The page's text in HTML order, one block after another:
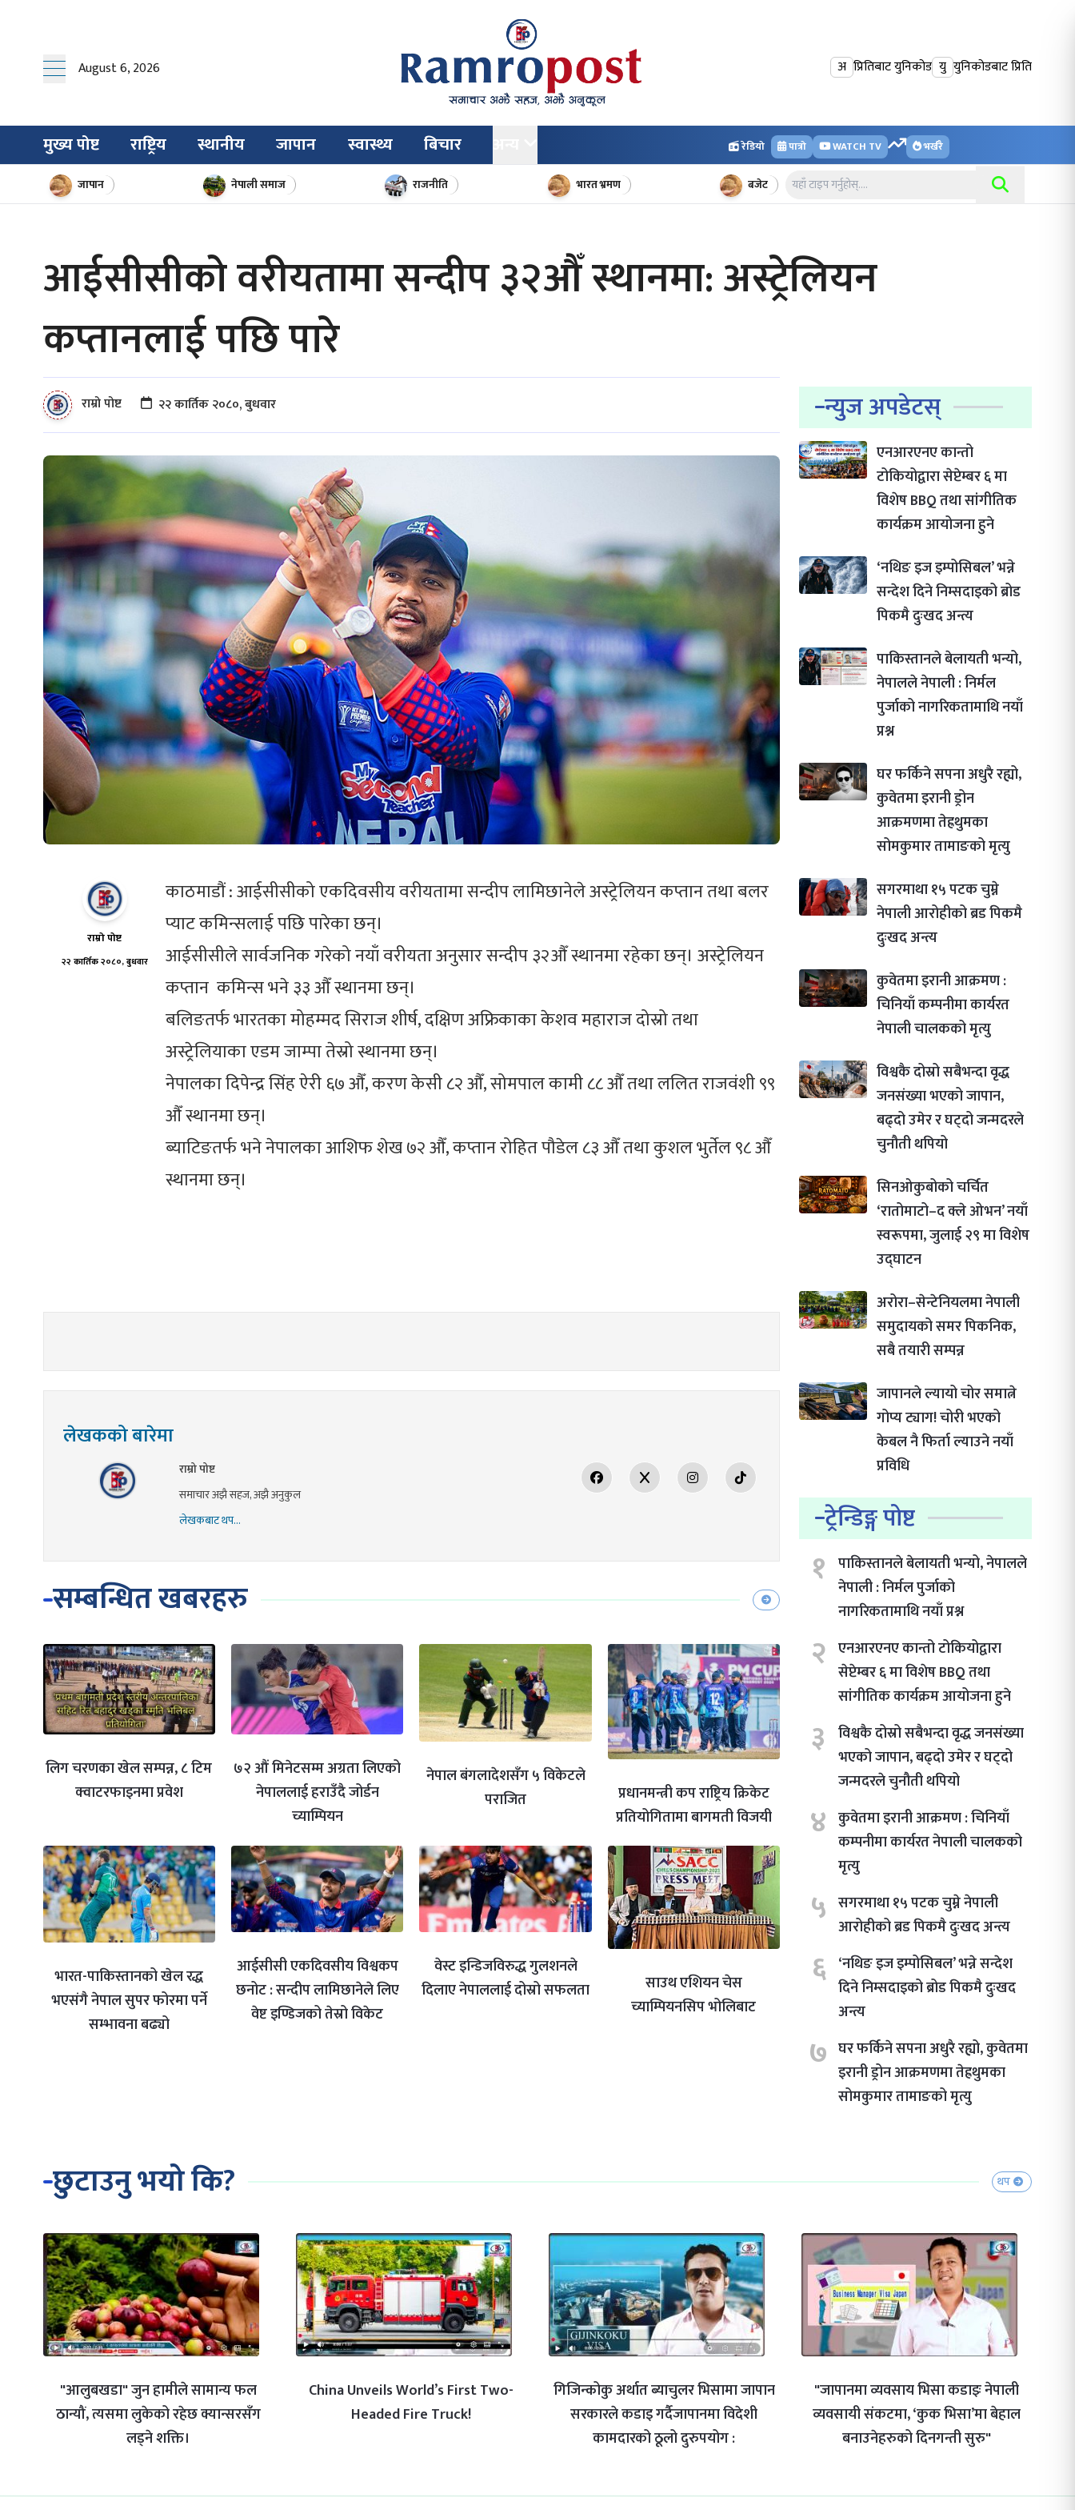
August 6, 2026 अ प्रितिबाट युनिकोड यु युनिकोडबाट प्रिति
मुख्य पोष्ट राष्ट्रिय स्थानीय जापान स्वास्थ्य बिचार रेडियो पात्रो WATCH TV भर्खरै
जापान नेपाली समाज राजनीति भारत भ्रमण बजेट
आईसीसीको वरीयतामा सन्दीप ३२औँ स्थानमा: अस्ट्रेलियन
कप्तानलाई पछि पारे
राम्रो पोष्ट २२ कार्तिक २०८०, बुधवार
राम्रो पोष्ट
२२ कार्तिक २०८०, बुधवार
काठमाडौं : आईसीसीको एकदिवसीय वरीयतामा सन्दीप लामिछानेले अस्ट्रेलियन कप्तान तथा बलर
प्याट कमिन्सलाई पछि पारेका छन्।
आईसीसीले सार्वजनिक गरेको नयाँ वरीयता अनुसार सन्दीप ३२औँ स्थानमा रहेका छन्। अस्ट्रेलियन
कप्तान कमिन्स भने ३३ औँ स्थानमा छन्।
बलिङतर्फ भारतका मोहम्मद सिराज शीर्ष, दक्षिण अफ्रिकाका केशव महाराज दोस्रो तथा
अस्ट्रेलियाका एडम जाम्पा तेस्रो स्थानमा छन्।
नेपालका दिपेन्द्र सिंह ऐरी ६७ औँ, करण केसी ८२ औँ, सोमपाल कामी ८८ औँ तथा ललित राजवंशी ९९
औँ स्थानमा छन्।
ब्याटिङतर्फ भने नेपालका आशिफ शेख ७२ औँ, कप्तान रोहित पौडेल ८३ औँ तथा कुशल भुर्तेल ९८ औँ
स्थानमा छन्।
लेखकको बारेमा
राम्रो पोष्ट
समाचार अझै सहज, अझै अनुकुल
लेखकबाट थप...
सम्बन्धित खबरहरु
लिग चरणका खेल सम्पन्न, ८ टिम
क्वाटरफाइनमा प्रवेश
७२ औं मिनेटसम्म अग्रता लिएको
नेपाललाई हराउँदै जोर्डन
च्याम्पियन
नेपाल बंगलादेशसँग ५ विकेटले
पराजित
प्रधानमन्त्री कप राष्ट्रिय क्रिकेट
प्रतियोगितामा बागमती विजयी
भारत-पाकिस्तानको खेल रद्ध
भएसंगै नेपाल सुपर फोरमा पर्ने
सम्भावना बढ्यो
आईसीसी एकदिवसीय विश्वकप
छनोट : सन्दीप लामिछानेले लिए
वेष्ट इण्डिजको तेस्रो विकेट
वेस्ट इन्डिजविरुद्ध गुलशनले
दिलाए नेपाललाई दोस्रो सफलता
साउथ एशियन चेस
च्याम्पियनसिप भोलिबाट
न्युज अपडेटस्
एनआरएनए कान्तो
टोकियोद्वारा सेप्टेम्बर ६ मा
विशेष BBQ तथा सांगीतिक
कार्यक्रम आयोजना हुने
‘नथिङ इज इम्पोसिबल’ भन्ने
सन्देश दिने निम्सदाइको ब्रोड
पिकमै दुःखद अन्त्य
पाकिस्तानले बेलायती भन्यो,
नेपालले नेपाली : निर्मल
पुर्जाको नागरिकतामाथि नयाँ
प्रश्न
घर फर्किने सपना अधुरै रह्यो,
कुवेतमा इरानी ड्रोन
आक्रमणमा तेह्रथुमका
सोमकुमार तामाङको मृत्यु
सगरमाथा १५ पटक चुम्ने
नेपाली आरोहीको ब्रड पिकमै
दुःखद अन्त्य
कुवेतमा इरानी आक्रमण :
चिनियाँ कम्पनीमा कार्यरत
नेपाली चालकको मृत्यु
विश्वकै दोस्रो सबैभन्दा वृद्ध
जनसंख्या भएको जापान,
बढ्दो उमेर र घट्दो जन्मदरले
चुनौती थपियो
सिनओकुबोको चर्चित
‘रातोमाटो–द क्ले ओभन’ नयाँ
स्वरूपमा, जुलाई २९ मा विशेष
उद्घाटन
अरोरा–सेन्टेनियलमा नेपाली
समुदायको समर पिकनिक,
सबै तयारी सम्पन्न
जापानले ल्यायो चोर समात्ने
गोप्य ट्याग! चोरी भएको
केबल नै फिर्ता ल्याउने नयाँ
प्रविधि
ट्रेन्डिङ्ग पोष्ट
१ पाकिस्तानले बेलायती भन्यो, नेपालले
नेपाली : निर्मल पुर्जाको
नागरिकतामाथि नयाँ प्रश्न
२ एनआरएनए कान्तो टोकियोद्वारा
सेप्टेम्बर ६ मा विशेष BBQ तथा
सांगीतिक कार्यक्रम आयोजना हुने
३ विश्वकै दोस्रो सबैभन्दा वृद्ध जनसंख्या
भएको जापान, बढ्दो उमेर र घट्दो
जन्मदरले चुनौती थपियो
४ कुवेतमा इरानी आक्रमण : चिनियाँ
कम्पनीमा कार्यरत नेपाली चालकको
मृत्यु
५ सगरमाथा १५ पटक चुम्ने नेपाली
आरोहीको ब्रड पिकमै दुःखद अन्त्य
६ ‘नथिङ इज इम्पोसिबल’ भन्ने सन्देश
दिने निम्सदाइको ब्रोड पिकमै दुःखद
अन्त्य
७ घर फर्किने सपना अधुरै रह्यो, कुवेतमा
इरानी ड्रोन आक्रमणमा तेह्रथुमका
सोमकुमार तामाङको मृत्यु
छुटाउनु भयो कि? थप
"आलुबखडा" जुन हामीले सामान्य फल
ठान्यौं, त्यसमा लुकेको रहेछ क्यान्सरसँग
लड्ने शक्ति।
China Unveils World’s First Two-
Headed Fire Truck!
गिजिन्कोकु अर्थात ब्याचुलर भिसामा जापान
सरकारले कडाइ गर्दैजापानमा विदेशी
कामदारको ठूलो दुरुपयोग :
"जापानमा व्यवसाय भिसा कडाइः नेपाली
व्यवसायी संकटमा, ‘कुक भिसा’मा बेहाल
बनाउनेहरुको दिनगन्ती सुरु"